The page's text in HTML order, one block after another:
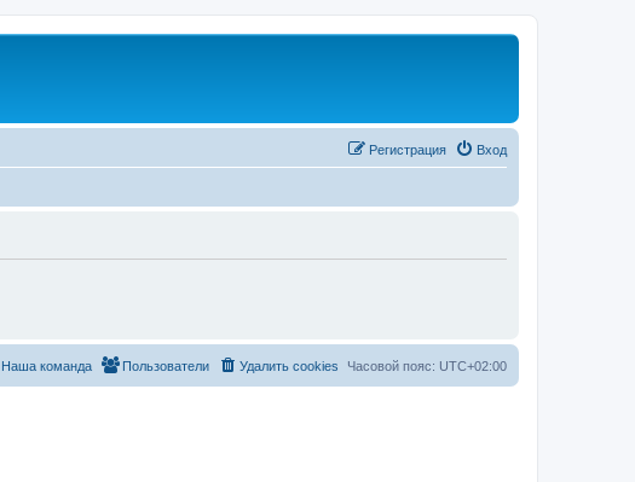
Вход
Регистрация
Часовой пояс: UTC+02:00
Удалить cookies
Пользователи
Наша команда